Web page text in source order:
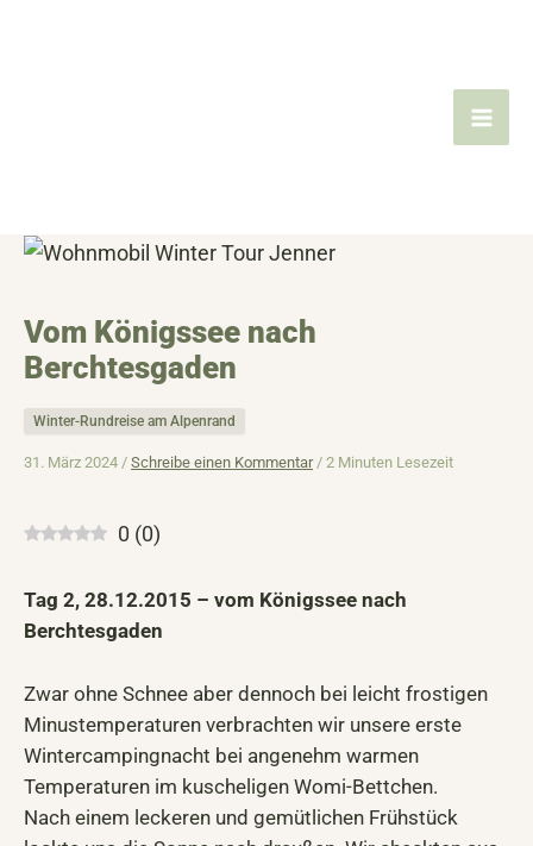
Vom Königssee nach
Berchtesgaden
Winter-Rundreise am Alpenrand
31. März 2024 / Schreibe einen Kommentar / 2 Minuten Lesezeit
0 (0)
Tag 2, 28.12.2015 – vom Königssee nach
Berchtesgaden
Zwar ohne Schnee aber dennoch bei leicht frostigen
Minustemperaturen verbrachten wir unsere erste
Wintercampingnacht bei angenehm warmen
Temperaturen im kuscheligen Womi-Bettchen.
Nach einem leckeren und gemütlichen Frühstück